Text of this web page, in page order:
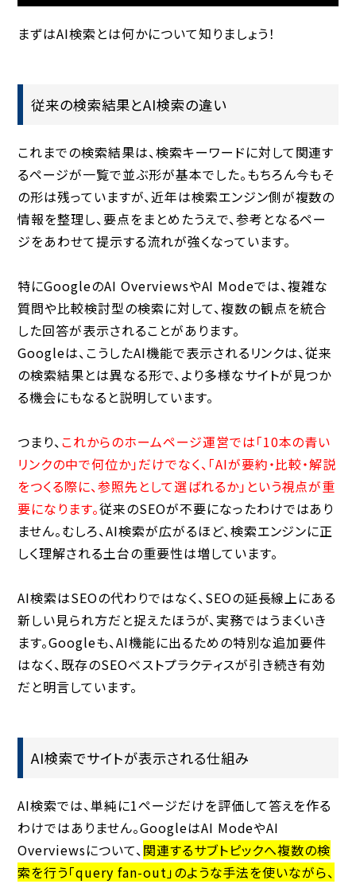
まずはAI検索とは何かについて知りましょう！
従来の検索結果とAI検索の違い
これまでの検索結果は、検索キーワードに対して関連す
るページが一覧で並ぶ形が基本でした。もちろん今もそ
の形は残っていますが、近年は検索エンジン側が複数の
情報を整理し、要点をまとめたうえで、参考となるペー
ジをあわせて提示する流れが強くなっています。
特にGoogleのAI OverviewsやAI Modeでは、複雑な
質問や比較検討型の検索に対して、複数の観点を統合
した回答が表示されることがあります。
Googleは、こうしたAI機能で表示されるリンクは、従来
の検索結果とは異なる形で、より多様なサイトが見つか
る機会にもなると説明しています。
つまり、 これからのホームページ運営では「10本の青い
リンクの中で何位か」だけでなく、「AIが要約・比較・解説
をつくる際に、参照先として選ばれるか」という視点が重
要になります。従来のSEOが不要になったわけではあり
ません。むしろ、AI検索が広がるほど、検索エンジンに正
しく理解される土台の重要性は増しています。
AI検索はSEOの代わりではなく、SEOの延長線上にある
新しい見られ方だと捉えたほうが、実務ではうまくいき
ます。Googleも、AI機能に出るための特別な追加要件
はなく、既存のSEOベストプラクティスが引き続き有効
だと明言しています。
AI検索でサイトが表示される仕組み
AI検索では、単純に1ページだけを評価して答えを作る
わけではありません。GoogleはAI ModeやAI
Overviewsについて、 関連するサブトピックへ複数の検
索を行う「query fan-out」のような手法を使いながら、